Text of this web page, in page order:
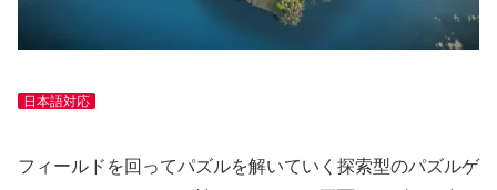
日本語対応
フィールドを回ってパズルを解いていく探索型のパズルゲ